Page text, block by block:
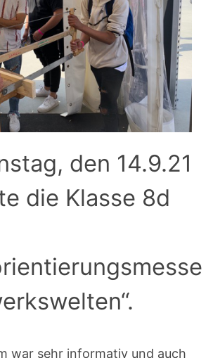
den 14.9.21
die Klasse 8d
war sehr informativ und auch